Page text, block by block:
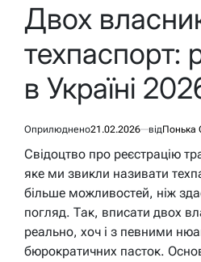
Двох
техпаспорт:
в Україні
Оприлюднено21.02.2026 відПонька
Свідоцтво про реєстрацію
яке ми звикли називати
більше можливостей, ніж
погляд. Так, вписати двох
реально, хоч і з певними
бюрократичних пасток.